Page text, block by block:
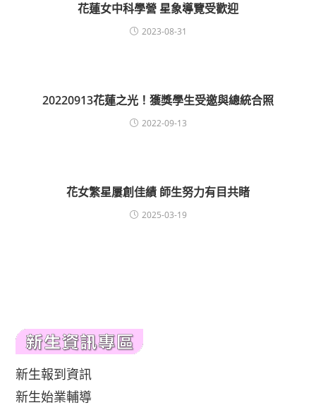
花蓮女中科學營 星象導覽受歡迎
2023-08-31
20220913花蓮之光！獲獎學生受邀與總統合照
2022-09-13
花女繁星屢創佳績 師生努力有目共睹
2025-03-19
新生報到資訊
新生始業輔導